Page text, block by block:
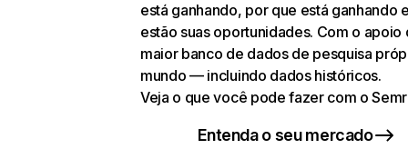
está ganhando, por que está ganhando
estão suas oportunidades. Com o apoio
maior banco de dados de pesquisa
mundo — incluindo dados históricos.
Veja o que você pode fazer com o
Entenda o seu mercado